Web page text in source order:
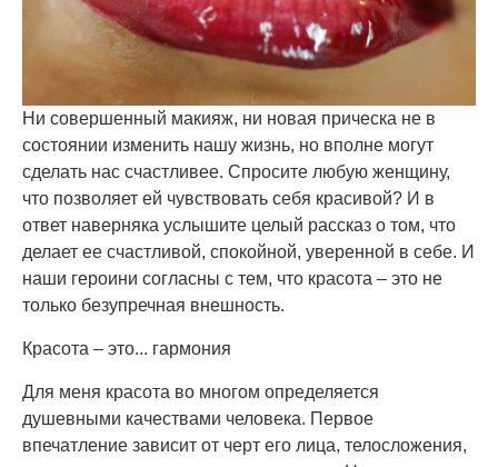
Ни совершенный макияж, ни новая прическа не в
состоянии изменить нашу жизнь, но вполне могут
сделать нас счастливее. Спросите любую женщину,
что позволяет ей чувствовать себя красивой? И в
ответ наверняка услышите целый рассказ о том, что
делает ее счастливой, спокойной, уверенной в себе. И
наши героини согласны с тем, что красота – это не
только безупречная внешность.
Красота – это... гармония
Для меня красота во многом определяется
душевными качествами человека. Первое
впечатление зависит от черт его лица, телосложения,